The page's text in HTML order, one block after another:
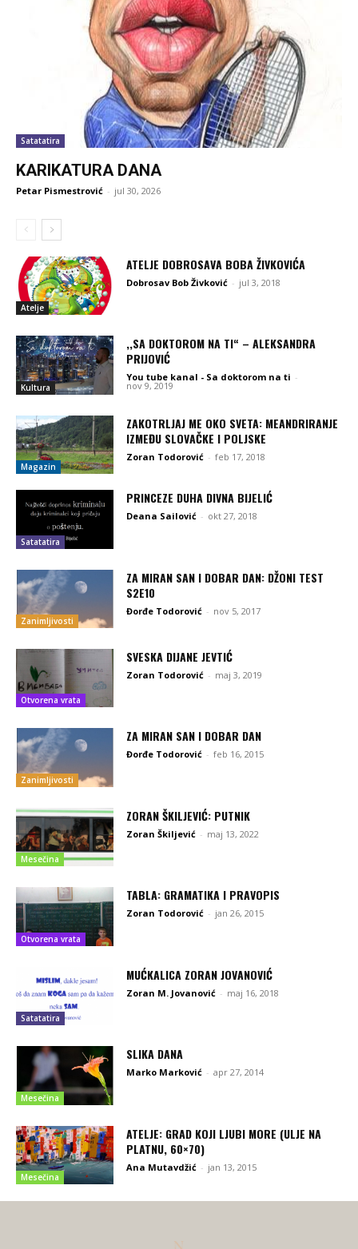
Satatatira
KARIKATURA DANA
Petar Pismestrović - jul 30, 2026
Atelje
ATELJE DOBROSAVA BOBA ŽIVKOVIĆA
Dobrosav Bob Živković - jul 3, 2018
Kultura
,,SA DOKTOROM NA TI“ – ALEKSANDRA
PRIJOVIĆ
You tube kanal - Sa doktorom na ti -
nov 9, 2019
Magazin
ZAKOTRLJAJ ME OKO SVETA: MEANDRIRANJE
IZMEĐU SLOVAČKE I POLJSKE
Zoran Todorović - feb 17, 2018
Satatatira
PRINCEZE DUHA DIVNA BIJELIĆ
Deana Sailović - okt 27, 2018
Zanimljivosti
ZA MIRAN SAN I DOBAR DAN: DŽONI TEST
S2E10
Đorđe Todorović - nov 5, 2017
Otvorena vrata
SVESKA DIJANE JEVTIĆ
Zoran Todorović - maj 3, 2019
Zanimljivosti
ZA MIRAN SAN I DOBAR DAN
Đorđe Todorović - feb 16, 2015
Mesečina
ZORAN ŠKILJEVIĆ: PUTNIK
Zoran Škiljević - maj 13, 2022
Otvorena vrata
TABLA: GRAMATIKA I PRAVOPIS
Zoran Todorović - jan 26, 2015
Satatatira
MUĆKALICA ZORAN JOVANOVIĆ
Zoran M. Jovanović - maj 16, 2018
Mesečina
SLIKA DANA
Marko Marković - apr 27, 2014
Mesečina
ATELJE: GRAD KOJI LJUBI MORE (ULJE NA
PLATNU, 60×70)
Ana Mutavdžić - jan 13, 2015